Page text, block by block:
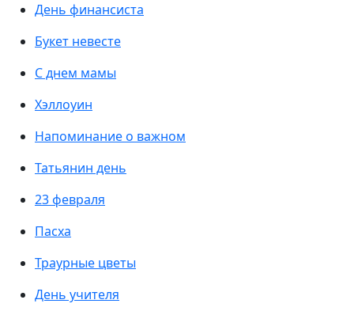
День финансиста
Букет невесте
С днем мамы
Хэллоуин
Напоминание о важном
Татьянин день
23 февраля
Пасха
Траурные цветы
День учителя